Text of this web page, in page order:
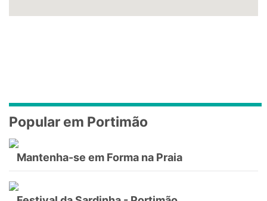
Popular em Portimão
Mantenha-se em Forma na Praia